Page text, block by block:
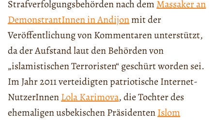
Strafverfolgungsbehörden nach dem Massaker an
DemonstrantInnen in Andijonmit der
Veröffentlichung von Kommentaren unterstützt,
da der Aufstand laut den Behörden von
„islamistischen Terroristen“ geschürt worden sei.
Im Jahr 2011 verteidigten patriotische Internet-
NutzerInnenLola Karimova, die Tochter des
ehemaligen usbekischen PräsidentenIslom